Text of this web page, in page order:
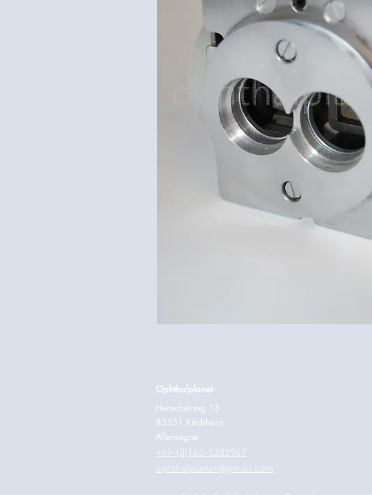
Ophthalplanet
Henschelring 13
85551 Kirchheim
Allemagne
+49-(0)163-5282967
ophthalplanet@gmail.com